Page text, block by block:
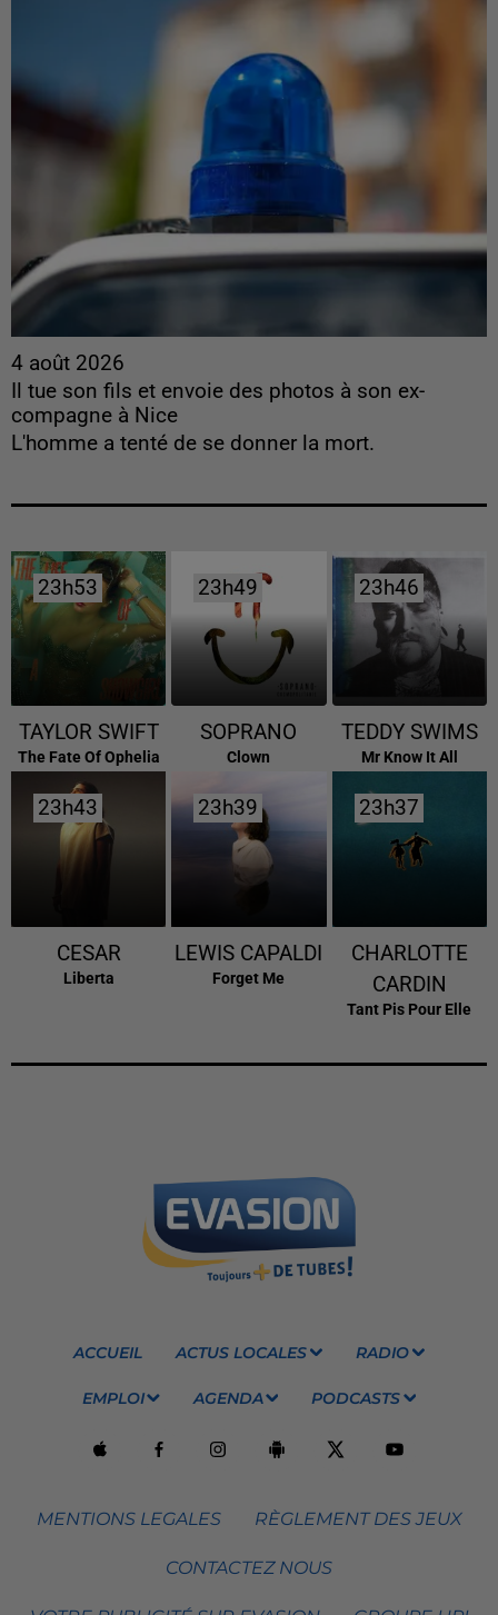
4 août 2026
Il tue son fils et envoie des photos à son ex-
compagne à Nice
L'homme a tenté de se donner la mort.
23h53
23h53
TAYLOR SWIFT
The Fate Of Ophelia
23h49
23h49
SOPRANO
Clown
23h46
23h46
TEDDY SWIMS
Mr Know It All
23h43
23h43
CESAR
Liberta
23h39
23h39
LEWIS CAPALDI
Forget Me
23h37
23h37
CHARLOTTE
CARDIN
Tant Pis Pour Elle
ACCUEIL ACTUS LOCALES RADIO
EMPLOI AGENDA PODCASTS
MENTIONS LEGALES RÈGLEMENT DES JEUX
CONTACTEZ NOUS